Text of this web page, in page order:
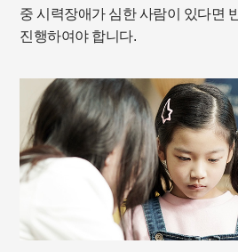
중 시력장애가 심한 사람이 있다면
진행하여야 합니다.